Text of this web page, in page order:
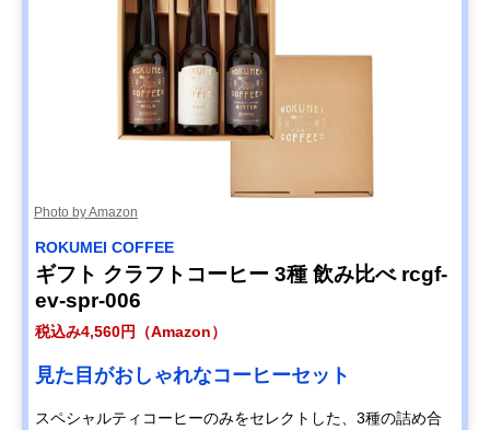
Photo by Amazon
ROKUMEI COFFEE
ギフト クラフトコーヒー 3種 飲み比べ rcgf-
ev-spr-006
税込み4,560円（Amazon）
見た目がおしゃれなコーヒーセット
スペシャルティコーヒーのみをセレクトした、3種の詰め合